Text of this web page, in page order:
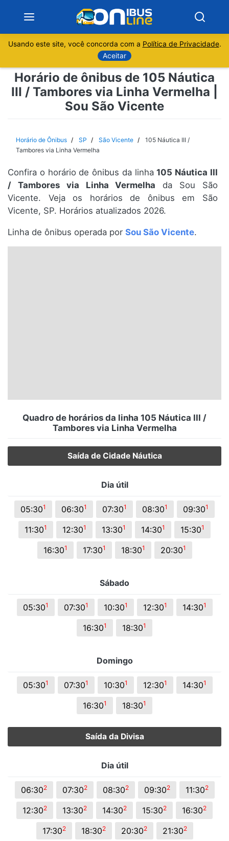
Sobre
Minas Gerais
Espírito Santo
Paraná
Santa Catarina
Usando este site, você concorda com a Política de Privacidade.
Aceitar
Horário de ônibus de 105 Náutica
III / Tambores via Linha Vermelha |
Sou São Vicente
Horário de Ônibus SP São Vicente
105 Náutica III /
Tambores via Linha Vermelha
Confira o horário de ônibus da linha105 Náutica III
/ Tambores via Linha Vermelha da Sou São
Vicente. Veja os horários de ônibus em São
Vicente, SP. Horários atualizados 2026.
Linha de ônibus operada por Sou São Vicente.
Quadro de horários da linha 105 Náutica III /
Tambores via Linha Vermelha
Saída de Cidade Náutica
Dia útil
05:301 06:301 07:301 08:301 09:301
11:301 12:301 13:301 14:301 15:301
16:301 17:301 18:301 20:301
Sábado
05:301 07:301 10:301 12:301 14:301
16:301 18:301
Domingo
05:301 07:301 10:301 12:301 14:301
16:301 18:301
Saída da Divisa
Dia útil
06:302 07:302 08:302 09:302 11:302
12:302 13:302 14:302 15:302 16:302
17:302 18:302 20:302 21:302